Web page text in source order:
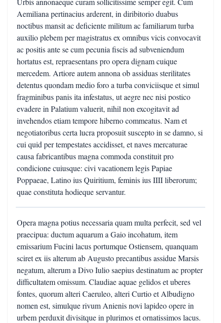
Aemiliana pertinacius arderent, in diribitorio duabus
noctibus mansit ac deficiente militum ac familiarum turba
auxilio plebem per magistratus ex omnibus vicis convocavit
ac positis ante se cum pecunia fiscis ad subveniendum
hortatus est, repraesentans pro opera dignam cuique
mercedem. Artiore autem annona ob assiduas sterilitates
detentus quondam medio foro a turba conviciisque et simul
fragminibus panis ita infestatus, ut aegre nec nisi postico
evadere in Palatium valuerit, nihil non excogitavit ad
invehendos etiam tempore hiberno commeatus. Nam et
negotiatoribus certa lucra proposuit suscepto in se damno, si
cui quid per tempestates accidisset, et naves mercaturae
causa fabricantibus magna commoda constituit pro
condicione cuiusque: civi vacationem legis Papiae
Poppaeae, Latino ius Quiritium, feminis ius IIII liberorum;
quae constituta hodieque servantur.
Opera magna potius necessaria quam multa perfecit, sed vel
praecipua: ductum aquarum a Gaio incohatum, item
emissarium Fucini lacus portumque Ostiensem, quanquam
sciret ex iis alterum ab Augusto precantibus assidue Marsis
negatum, alterum a Divo Iulio saepius destinatum ac propter
difficultatem omissum. Claudiae aquae gelidos et uberes
fontes, quorum alteri Caeruleo, alteri Curtio et Albudigno
nomen est, simulque rivum Anienis novi lapideo opere in
urbem perduxit divisitque in plurimos et ornatissimos lacus.